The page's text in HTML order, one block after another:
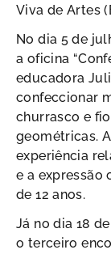
Viva de Artes
No dia 5 de
a oficina
educadora
confeccionar
churrasco e
geométricas.
experiência
e a expressão
de 12 anos.
Já no dia 18
o terceiro